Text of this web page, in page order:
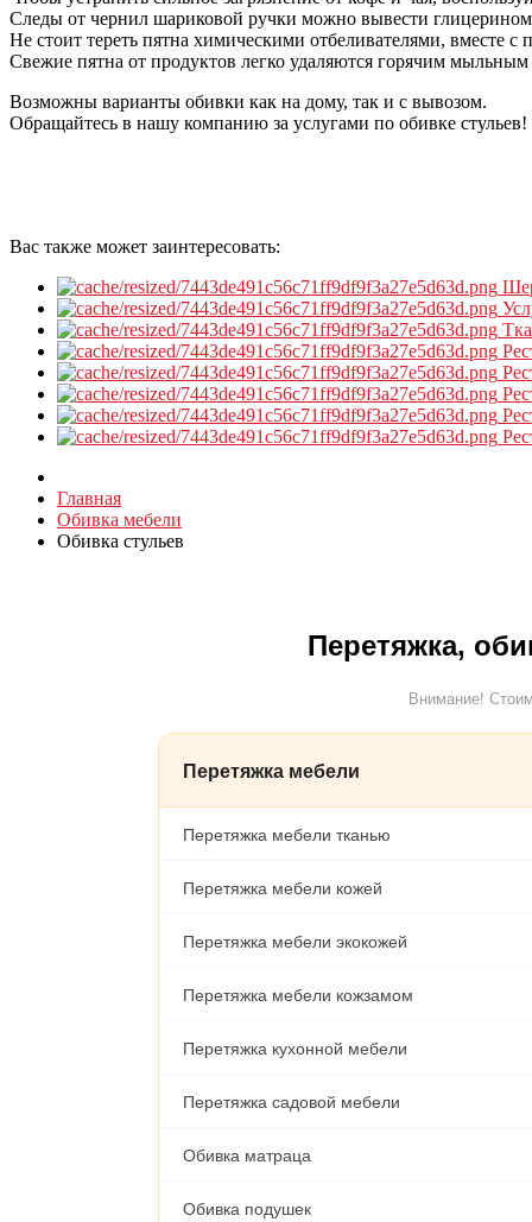
Следы от чернил шариковой ручки можно вывести
Не стоит тереть пятна химическими отбеливателями, вместе с
Свежие пятна от продуктов легко удаляются горячим мыльным
Возможны варианты обивки как на дому, так и с вывозом.
Обращайтесь в нашу компанию за услугами по обивке
Вас также может заинтересовать:
Главная
Обивка мебели
Обивка стульев
Перетяжка,
Внимание!
Перетяжка мебели
Перетяжка мебели тканью
Перетяжка мебели кожей
Перетяжка мебели экокожей
Перетяжка мебели кожзамом
Перетяжка кухонной мебели
Перетяжка садовой мебели
Обивка матраца
Обивка подушек